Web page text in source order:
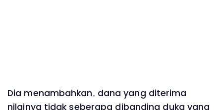
Dia menambahkan, dana yang diterima
nilainya tidak seberapa dibanding duka yang